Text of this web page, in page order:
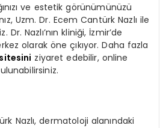
ve estetik görünümünüzü
Uzm. Dr. Ecem Cantürk Nazlı ile
Nazlı’nın kliniği, İzmir’de
olarak öne çıkıyor. Daha fazla
ziyaret edebilir, online
Nazlı, dermatoloji alanındaki